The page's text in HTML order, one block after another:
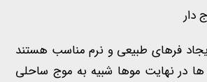
دار
فرهای طبیعی و نرم مناسب هستند
ها در نهایت موها شبیه به موج ساحلی